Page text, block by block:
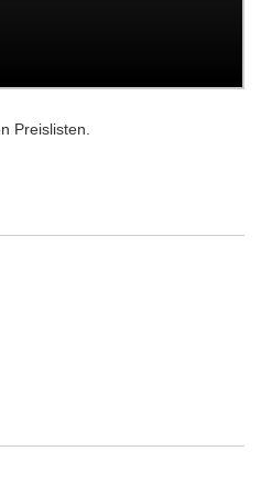
Preislisten.